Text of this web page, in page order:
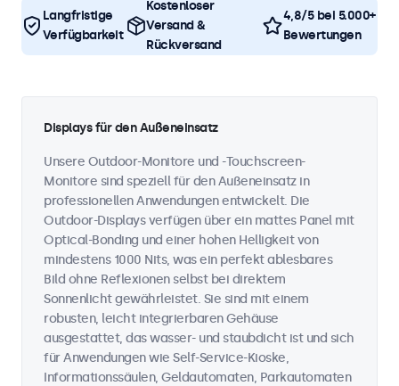
Langfristige
Verfügbarkeit
Kostenloser
Versand &
Rückversand
4,8/5 bei 5.000+
Bewertungen
Displays für den Außeneinsatz
Unsere Outdoor-Monitore und -Touchscreen-
Monitore sind speziell für den Außeneinsatz in
professionellen Anwendungen entwickelt. Die
Outdoor-Displays verfügen über ein mattes Panel mit
Optical-Bonding und einer hohen Helligkeit von
mindestens 1000 Nits, was ein perfekt ablesbares
Bild ohne Reflexionen selbst bei direktem
Sonnenlicht gewährleistet. Sie sind mit einem
robusten, leicht integrierbaren Gehäuse
ausgestattet, das wasser- und staubdicht ist und sich
für Anwendungen wie Self-Service-Kioske,
Informationssäulen, Geldautomaten, Parkautomaten